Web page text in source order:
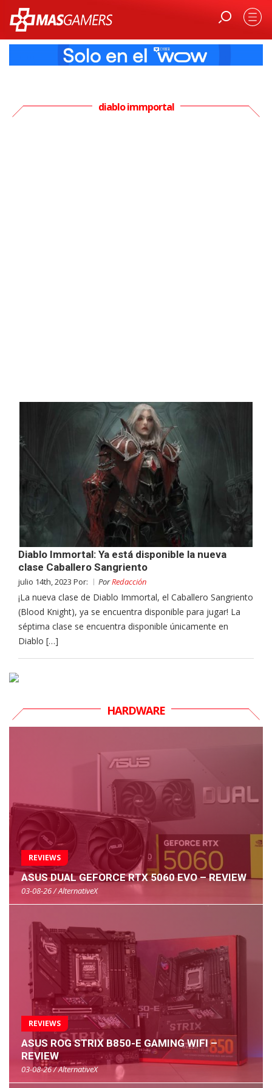
diablo immportal
Diablo Immortal: Ya está disponible la nueva
clase Caballero Sangriento
julio 14th, 2023 Por: PorRedacción
¡La nueva clase de Diablo Immortal, el Caballero Sangriento
(Blood Knight), ya se encuentra disponible para jugar! La
séptima clase se encuentra disponible únicamente en
Diablo […]
HARDWARE
REVIEWS
ASUS DUAL GEFORCE RTX 5060 EVO – REVIEW
03-08-26 / AlternativeX
REVIEWS
ASUS ROG STRIX B850-E GAMING WIFI –
REVIEW
03-08-26 / AlternativeX